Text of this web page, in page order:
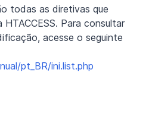
todas as diretivas que
Para consultar
acesse o seguinte
pt_BR/ini.list.php